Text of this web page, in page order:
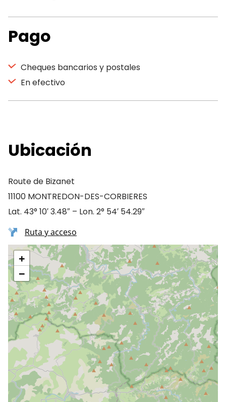
Pago
Cheques bancarios y postales
En efectivo
Ubicación
Route de Bizanet
11100 MONTREDON-DES-CORBIERES
Lat. 43° 10′ 3.48″ – Lon. 2° 54′ 54.29″
Ruta y acceso
+
−